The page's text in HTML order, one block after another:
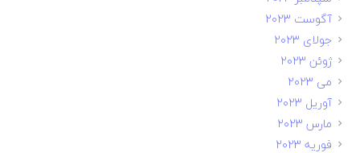
آگوست 2023
جولای 2023
ژوئن 2023
می 2023
آوریل 2023
مارس 2023
فوریه 2023